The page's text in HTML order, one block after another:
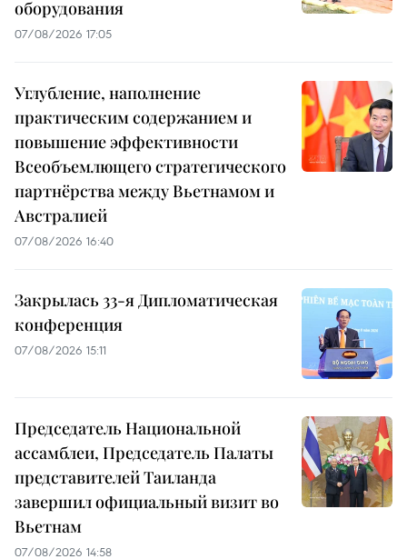
оборудования
07/08/2026 17:05
Углубление, наполнение
практическим содержанием и
повышение эффективности
Всеобъемлющего стратегического
партнёрства между Вьетнамом и
Австралией
07/08/2026 16:40
Закрылась 33-я Дипломатическая
конференция
07/08/2026 15:11
Председатель Национальной
ассамблеи, Председатель Палаты
представителей Таиланда
завершил официальный визит во
Вьетнам
07/08/2026 14:58